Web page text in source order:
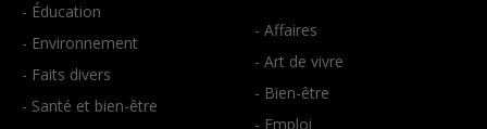
- Éducation
- Environnement
- Faits divers
- Santé et bien-être
- Affaires
- Art de vivre
- Bien-être
- Emploi